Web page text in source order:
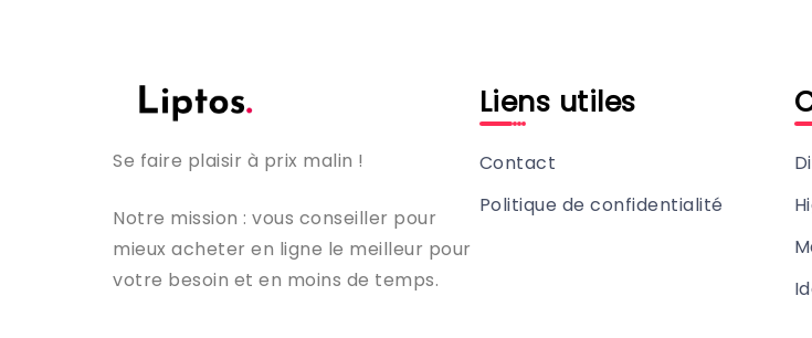
Se faire plaisir à prix malin !
Notre mission : vous conseiller pour
mieux acheter en ligne le meilleur pour
votre besoin et en moins de temps.
Liens utiles
Contact
Politique de confidentialité